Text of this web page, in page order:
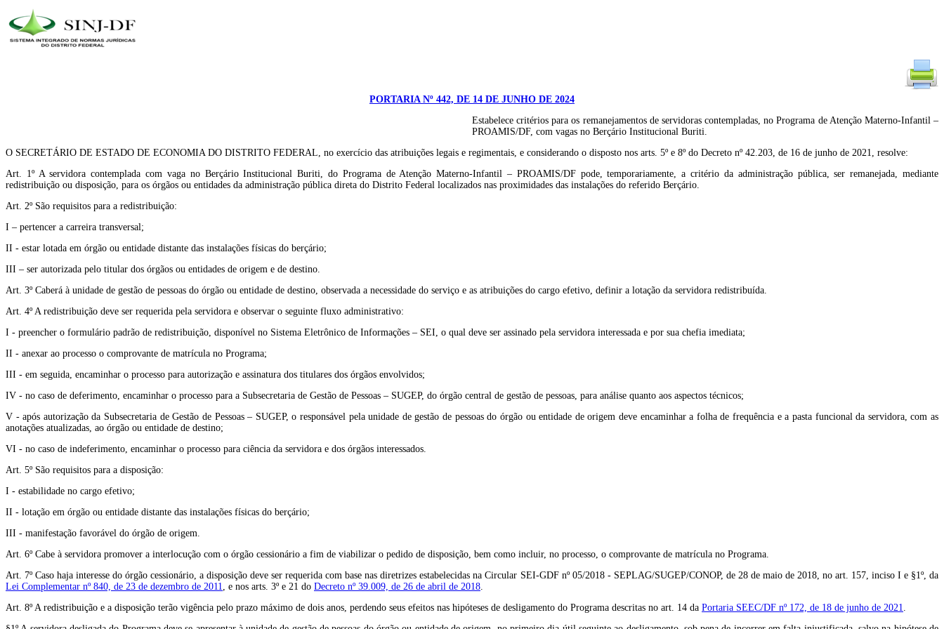
PORTARIA Nº 442, DE 14 DE JUNHO DE 2024
Estabelece critérios para os remanejamentos de servidoras contempladas, no Programa de Atenção Materno-Infantil –
PROAMIS/DF, com vagas no Berçário Institucional Buriti.
O SECRETÁRIO DE ESTADO DE ECONOMIA DO DISTRITO FEDERAL, no exercício das atribuições legais e regimentais, e considerando o disposto nos arts. 5º e 8º do Decreto nº 42.203, de 16 de junho de 2021, resolve:
Art. 1º A servidora contemplada com vaga no Berçário Institucional Buriti, do Programa de Atenção Materno-Infantil – PROAMIS/DF pode, temporariamente, a critério da administração pública, ser remanejada, mediante
redistribuição ou disposição, para os órgãos ou entidades da administração pública direta do Distrito Federal localizados nas proximidades das instalações do referido Berçário.
Art. 2º São requisitos para a redistribuição:
I – pertencer a carreira transversal;
II - estar lotada em órgão ou entidade distante das instalações físicas do berçário;
III – ser autorizada pelo titular dos órgãos ou entidades de origem e de destino.
Art. 3º Caberá à unidade de gestão de pessoas do órgão ou entidade de destino, observada a necessidade do serviço e as atribuições do cargo efetivo, definir a lotação da servidora redistribuída.
Art. 4º A redistribuição deve ser requerida pela servidora e observar o seguinte fluxo administrativo:
I - preencher o formulário padrão de redistribuição, disponível no Sistema Eletrônico de Informações – SEI, o qual deve ser assinado pela servidora interessada e por sua chefia imediata;
II - anexar ao processo o comprovante de matrícula no Programa;
III - em seguida, encaminhar o processo para autorização e assinatura dos titulares dos órgãos envolvidos;
IV - no caso de deferimento, encaminhar o processo para a Subsecretaria de Gestão de Pessoas – SUGEP, do órgão central de gestão de pessoas, para análise quanto aos aspectos técnicos;
V - após autorização da Subsecretaria de Gestão de Pessoas – SUGEP, o responsável pela unidade de gestão de pessoas do órgão ou entidade de origem deve encaminhar a folha de frequência e a pasta funcional da servidora, com as
anotações atualizadas, ao órgão ou entidade de destino;
VI - no caso de indeferimento, encaminhar o processo para ciência da servidora e dos órgãos interessados.
Art. 5º São requisitos para a disposição:
I - estabilidade no cargo efetivo;
II - lotação em órgão ou entidade distante das instalações físicas do berçário;
III - manifestação favorável do órgão de origem.
Art. 6º Cabe à servidora promover a interlocução com o órgão cessionário a fim de viabilizar o pedido de disposição, bem como incluir, no processo, o comprovante de matrícula no Programa.
Art. 7º Caso haja interesse do órgão cessionário, a disposição deve ser requerida com base nas diretrizes estabelecidas na Circular SEI-GDF nº 05/2018 - SEPLAG/SUGEP/CONOP, de 28 de maio de 2018, no art. 157, inciso I e §1º, da
Lei Complementar nº 840, de 23 de dezembro de 2011, e nos arts. 3º e 21 do Decreto nº 39.009, de 26 de abril de 2018.
Art. 8º A redistribuição e a disposição terão vigência pelo prazo máximo de dois anos, perdendo seus efeitos nas hipóteses de desligamento do Programa descritas no art. 14 da Portaria SEEC/DF nº 172, de 18 de junho de 2021.